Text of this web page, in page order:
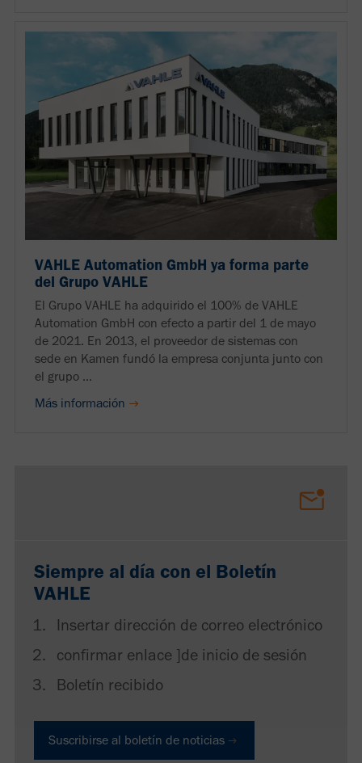
VAHLE Automation GmbH ya forma parte
del Grupo VAHLE
El Grupo VAHLE ha adquirido el 100% de VAHLE
Automation GmbH con efecto a partir del 1 de mayo
de 2021. En 2013, el proveedor de sistemas con
sede en Kamen fundó la empresa conjunta junto con
el grupo ...
Más información
Siempre al día con el Boletín
VAHLE
Insertar dirección de correo electrónico
confirmar enlace ]de inicio de sesión
Boletín recibido
Suscribirse al boletín de noticias